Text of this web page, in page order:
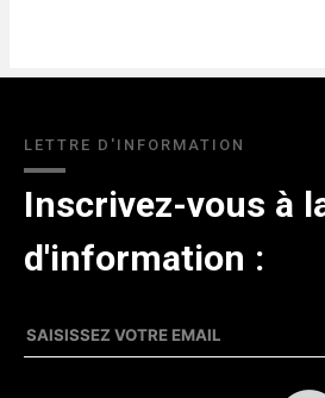
LETTRE D'INFORMATION
Inscrivez-vous à
d'information :